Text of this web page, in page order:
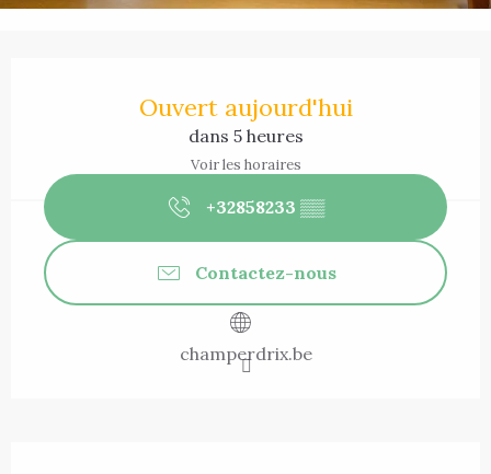
Ouvert aujourd'hui
dans 5 heures
Voir les horaires
+32858233 ▒▒
Contactez-nous
champerdrix.be